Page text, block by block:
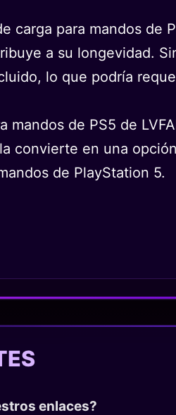
carga para mandos de
a su longevidad.
lo que podría
mandos de PS5 de
convierte en una
de PlayStation 5.
enlaces?